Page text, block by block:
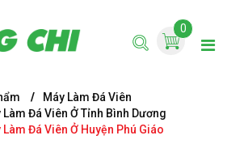
0
Máy Làm Đá Viên
Làm Đá Viên Ở Tỉnh Bình Dương
Làm Đá Viên Ở Huyện Phú Giáo